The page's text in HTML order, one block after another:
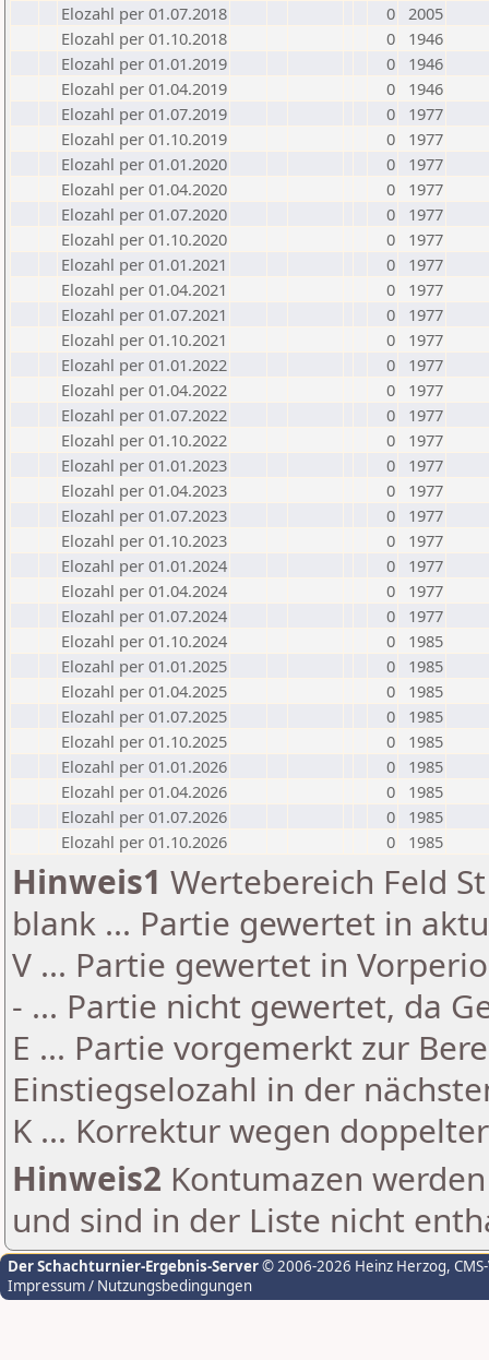
Elozahl per 01.07.2018
0 2005
Elozahl per 01.10.2018
0
1946
Elozahl per 01.01.2019
0
1946
Elozahl per 01.04.2019
0
1946
Elozahl per 01.07.2019
0
1977
Elozahl per 01.10.2019
0
1977
Elozahl per 01.01.2020
0
1977
Elozahl per 01.04.2020
0
1977
Elozahl per 01.07.2020
0
1977
Elozahl per 01.10.2020
0
1977
Elozahl per 01.01.2021
0
1977
Elozahl per 01.04.2021
0
1977
Elozahl per 01.07.2021
0
1977
Elozahl per 01.10.2021
0
1977
Elozahl per 01.01.2022
0
1977
Elozahl per 01.04.2022
0
1977
Elozahl per 01.07.2022
0
1977
Elozahl per 01.10.2022
0
1977
Elozahl per 01.01.2023
0
1977
Elozahl per 01.04.2023
0
1977
Elozahl per 01.07.2023
0
1977
Elozahl per 01.10.2023
0
1977
Elozahl per 01.01.2024
0
1977
Elozahl per 01.04.2024
0
1977
Elozahl per 01.07.2024
0
1977
Elozahl per 01.10.2024
0
1985
Elozahl per 01.01.2025
0
1985
Elozahl per 01.04.2025
0
1985
Elozahl per 01.07.2025
0
1985
Elozahl per 01.10.2025
0
1985
Elozahl per 01.01.2026
0
1985
Elozahl per 01.04.2026
0
1985
Elozahl per 01.07.2026
0
1985
Elozahl per 01.10.2026
0 1985
Hinweis1 Wertebereich Feld
blank ... Partie gewertet in
V ... Partie gewertet in
- ... Partie nicht gewertet, da
E ... Partie vorgemerkt zur
Einstiegselozahl in der
K ... Korrektur wegen
Hinweis2 Kontumazen
und sind in der Liste nicht
Der Schachturnier-Ergebnis-Server© 2006-2026 Heinz Herzog,
Impressum / Nutzungsbedingungen